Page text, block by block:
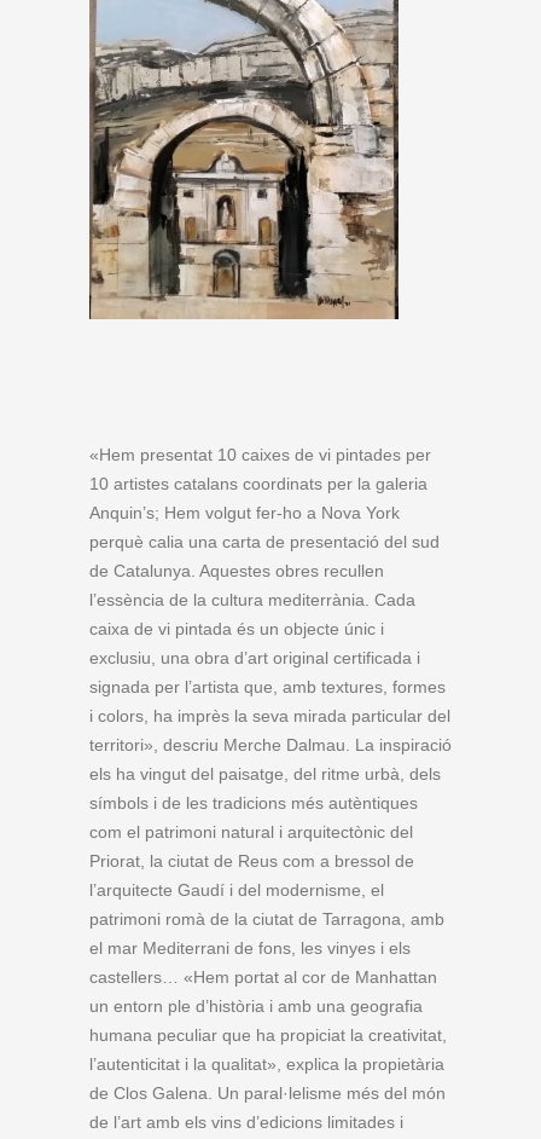
«Hem presentat 10 caixes de vi pintades per
10 artistes catalans coordinats per la galeria
Anquin’s; Hem volgut fer-ho a Nova York
perquè calia una carta de presentació del sud
de Catalunya. Aquestes obres recullen
l’essència de la cultura mediterrània. Cada
caixa de vi pintada és un objecte únic i
exclusiu, una obra d’art original certificada i
signada per l’artista que, amb textures, formes
i colors, ha imprès la seva mirada particular del
territori», descriu Merche Dalmau. La inspiració
els ha vingut del paisatge, del ritme urbà, dels
símbols i de les tradicions més autèntiques
com el patrimoni natural i arquitectònic del
Priorat, la ciutat de Reus com a bressol de
l’arquitecte Gaudí i del modernisme, el
patrimoni romà de la ciutat de Tarragona, amb
el mar Mediterrani de fons, les vinyes i els
castellers… «Hem portat al cor de Manhattan
un entorn ple d’història i amb una geografia
humana peculiar que ha propiciat la creativitat,
l’autenticitat i la qualitat», explica la propietària
de Clos Galena. Un paral·lelisme més del món
de l’art amb els vins d’edicions limitades i